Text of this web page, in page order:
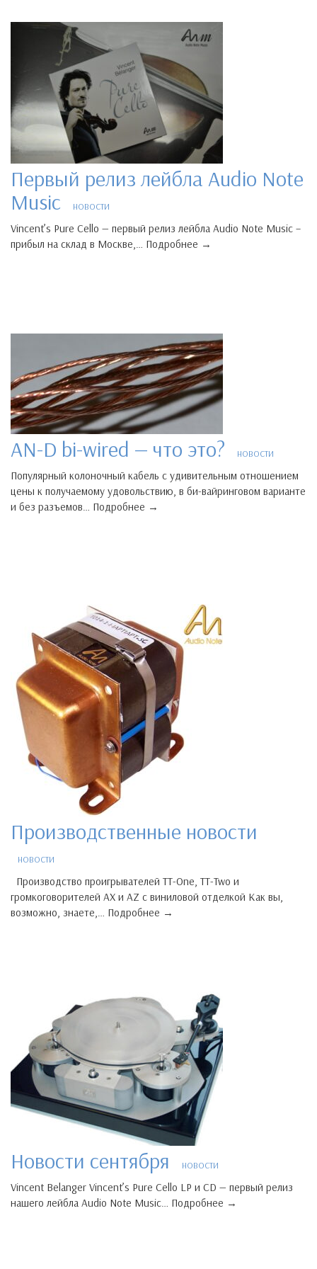
Первый релиз лейбла Audio Note
Music
НОВОСТИ
Vincent’s Pure Cello — первый релиз лейбла Audio Note Music –
прибыл на склад в Москве,… Подробнее →
AN-D bi-wired — что это? НОВОСТИ
Популярный колоночный кабель с удивительным отношением
цены к получаемому удовольствию, в би-вайринговом варианте
и без разъемов… Подробнее →
Производственные новости
НОВОСТИ
Производство проигрывателей TT-One, TT-Two и
громкоговорителей AX и AZ с виниловой отделкой Как вы,
возможно, знаете,… Подробнее →
Новости сентября НОВОСТИ
Vincent Belanger Vincent’s Pure Cello LP и CD — первый релиз
нашего лейбла Audio Note Music… Подробнее →